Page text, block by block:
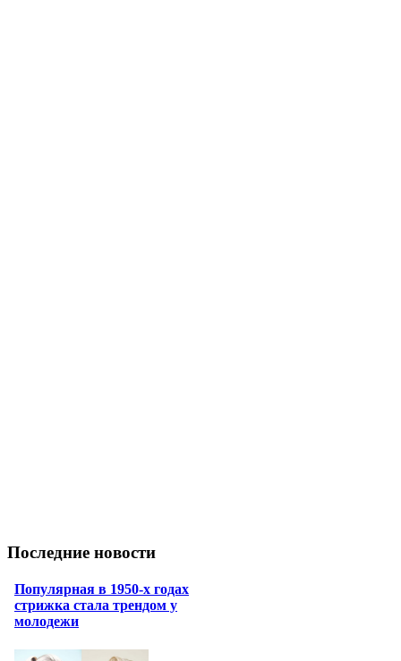
Последние новости
Популярная в 1950-х годах
стрижка стала трендом у
молодежи